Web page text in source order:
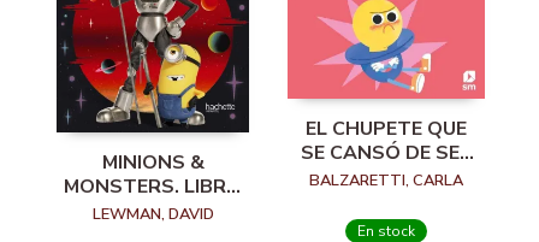
MINIONS &
MONSTERS. LIBRO
DE ACTIVIDADES
LEWMAN, DAVID
EL CHUPETE QUE
SE CANSÓ DE SER
CHUPETE
BALZARETTI, CARLA
En stock